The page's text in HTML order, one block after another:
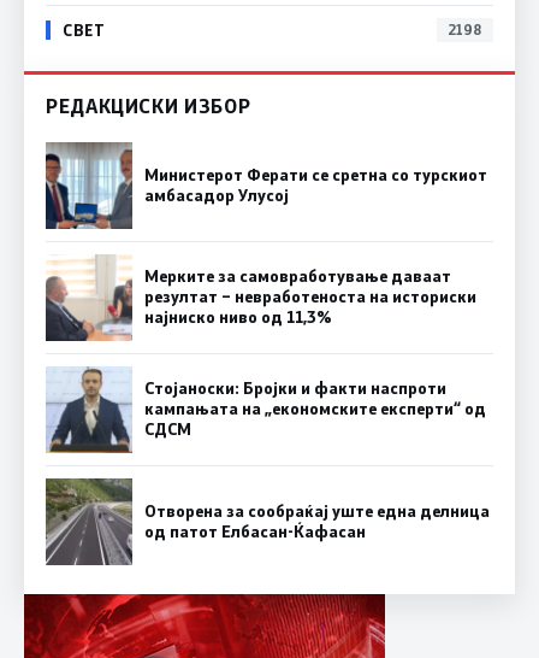
СВЕТ 2198
РЕДАКЦИСКИ ИЗБОР
Министерот Ферати се сретна со турскиот
амбасадор Улусој
Мерките за самовработување даваат
резултат – невработеноста на историски
најниско ниво од 11,3%
Стојаноски: Бројки и факти наспроти
кампањата на „економските експерти“ од
СДСM
Отворена за сообраќај уште една делница
од патот Елбасан-Ќафасан